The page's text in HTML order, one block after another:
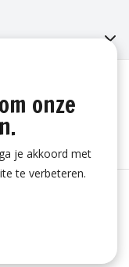
onze
je akkoord met
te verbeteren.